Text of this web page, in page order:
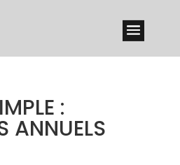
:
ANNUELS